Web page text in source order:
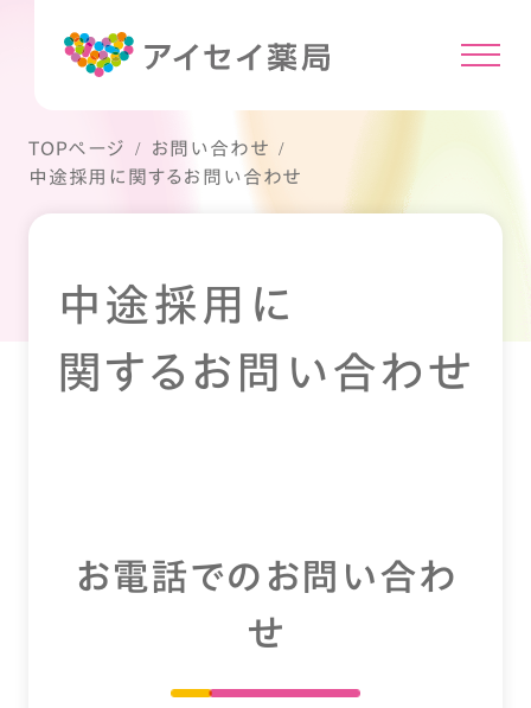
TOPページ
お問い合わせ
中途採用に関するお問い合わせ
中途採用に
関するお問い合わせ
お電話でのお問い合わ
せ